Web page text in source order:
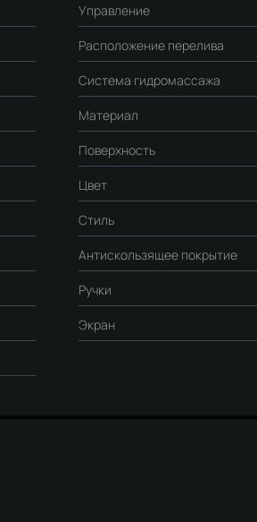
Управление
Расположение перелива
Система гидромассажа
Материал
Поверхность
Цвет
Стиль
Антискользящее покрытие
Ручки
Экран